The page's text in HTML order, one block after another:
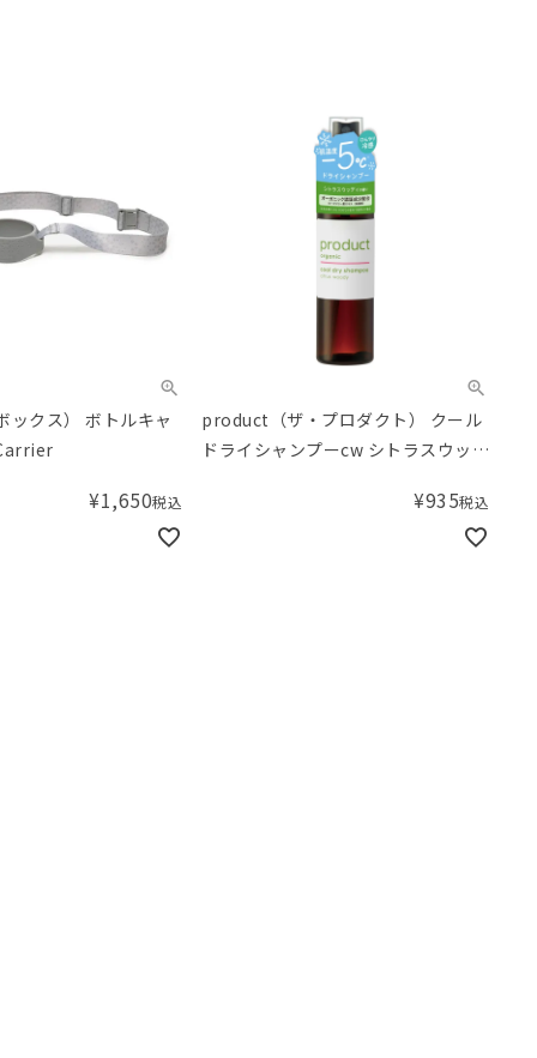
ックス） ボトルキャ
¥1,650税込
product（ザ・プロダクト） クール
ドライシャンプーcw シトラスウッデ
¥935税込